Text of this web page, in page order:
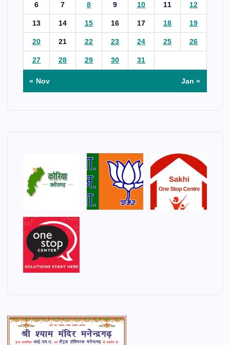
6 7 8 9 10 11 12
13 14 15 16 17 18 19
20 21 22 23 24 25 26
27 28 29 30 31
« Nov Jan »